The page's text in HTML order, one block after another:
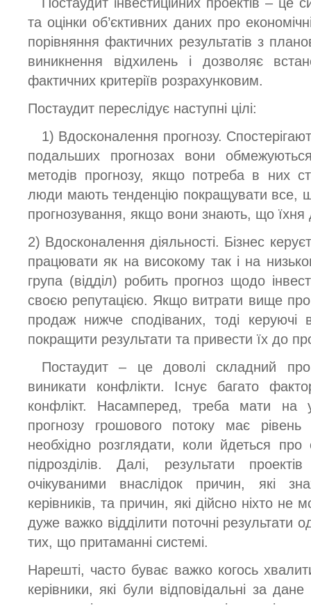
та оцінки об’єктивних даних про
порівняння фактичних результатів з
виникнення відхилень і дозволяє
фактичних критеріїв розрахунковим.
Постаудит переслідує наступні цілі:
1) Вдосконалення прогнозу.
подальших прогнозах вони
методів прогнозу, якщо потреба в них
люди мають тенденцію покращувати все,
прогнозування, якщо вони знають, що їхня
2) Вдосконалення діяльності. Бізнес
працювати як на високому так і на
група (відділ) робить прогноз щодо
своєю репутацією. Якщо витрати вище
продаж нижче сподіваних, тоді керуючі
покращити результати та привести їх до
Постаудит – це доволі складний
виникати конфлікти. Існує багато
конфлікт. Насамперед, треба мати на
прогнозу грошового потоку має
необхідно розглядати, коли йдеться про
підрозділів. Далі, результати
очікуваними внаслідок причин, які
керівників, та причин, які дійсно ніхто
дуже важко відділити поточні результати
тих, що притаманні системі.
Нарешті, часто буває важко когось
керівники, які були відповідальні за